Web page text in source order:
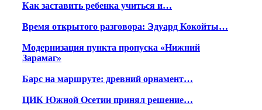
Как заставить ребенка учиться и…
Время открытого разговора: Эдуард Кокойты…
Модернизация пункта пропуска «Нижний
Зарамаг»
Барс на маршруте: древний орнамент…
ЦИК Южной Осетии принял решение…